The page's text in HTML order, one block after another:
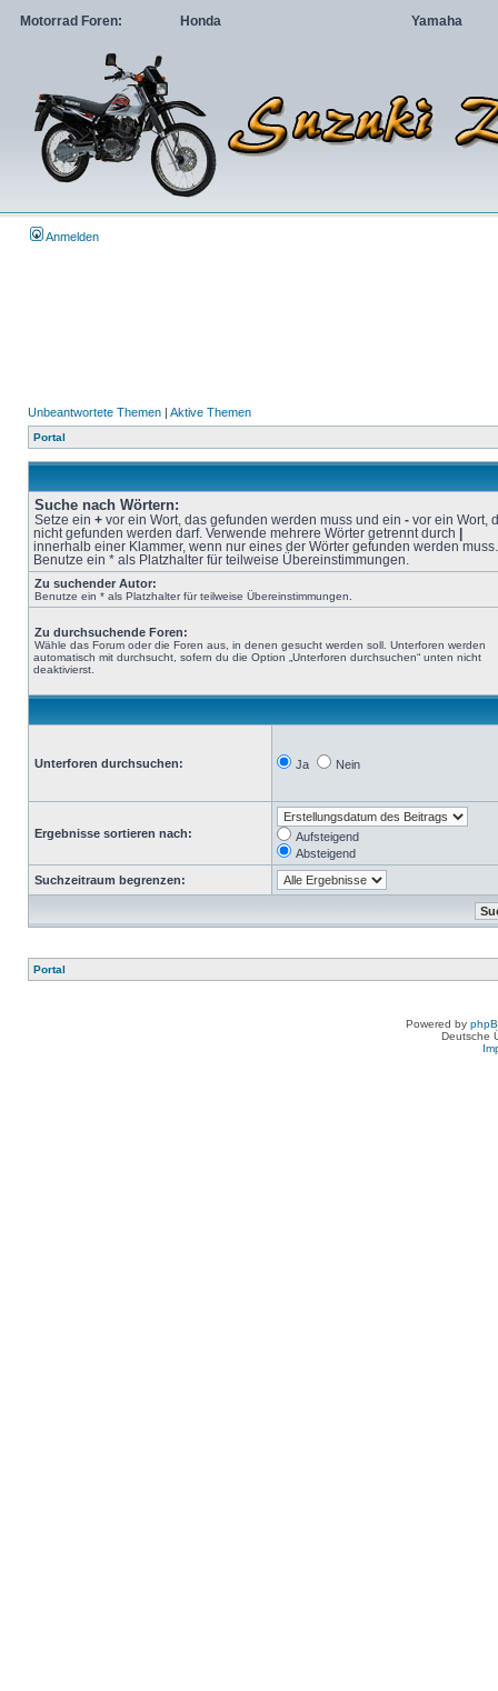
Motorrad Foren: Honda Yamaha
Anmelden
Unbeantwortete Themen | Aktive Themen
Portal
Suche nach Wörtern:
Setze ein + vor ein Wort, das gefunden werden muss und ein - vor ein Wort,
nicht gefunden werden darf. Verwende mehrere Wörter getrennt durch
innerhalb einer Klammer, wenn nur eines der Wörter gefunden werden muss.
Benutze ein * als Platzhalter für teilweise Übereinstimmungen.
Zu suchender Autor:
Benutze ein * als Platzhalter für teilweise Übereinstimmungen.
Zu durchsuchende Foren:
Wähle das Forum oder die Foren aus, in denen gesucht werden soll. Unterforen werden
automatisch mit durchsucht, sofern du die Option „Unterforen durchsuchen“ unten nicht
deaktivierst.
Unterforen durchsuchen: Ja Nein
Ergebnisse sortieren nach:
Aufsteigend
Absteigend
Suchzeitraum begrenzen:
Portal
Powered by
Deutsche